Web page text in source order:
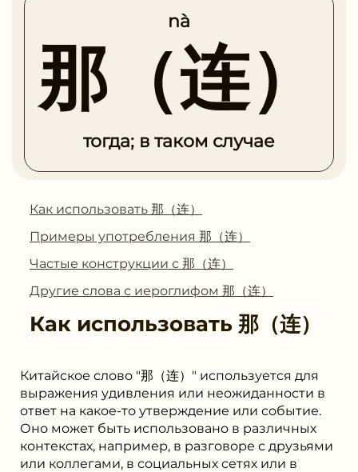
nà
那（连）
тогда; в таком случае
Как использовать 那（连）
Примеры употребления 那（连）
Частые конструкции с 那（连）
Другие слова с иероглифом 那（连）
Как использовать 那（连）
Китайское слово "那（连）" используется для
выражения удивления или неожиданности в
ответ на какое-то утверждение или событие.
Оно может быть использовано в различных
контекстах, например, в разговоре с друзьями
или коллегами, в социальных сетях или в